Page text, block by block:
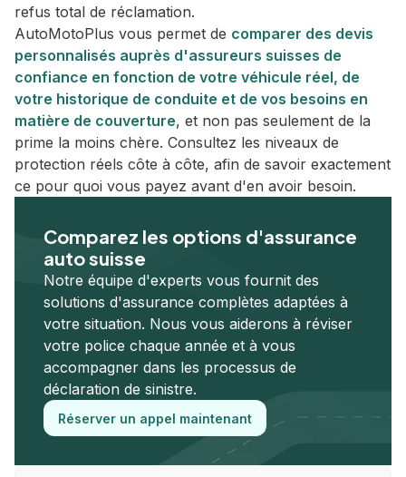
refus total de réclamation.
AutoMotoPlus vous permet de comparer des devis
personnalisés auprès d'assureurs suisses de
confiance en fonction de votre véhicule réel, de
votre historique de conduite et de vos besoins en
matière de couverture, et non pas seulement de la
prime la moins chère. Consultez les niveaux de
protection réels côte à côte, afin de savoir exactement
ce pour quoi vous payez avant d'en avoir besoin.
Comparez les options d'assurance
auto suisse
Notre équipe d'experts vous fournit des
solutions d'assurance complètes adaptées à
votre situation. Nous vous aiderons à réviser
votre police chaque année et à vous
accompagner dans les processus de
déclaration de sinistre.
Réserver un appel maintenant